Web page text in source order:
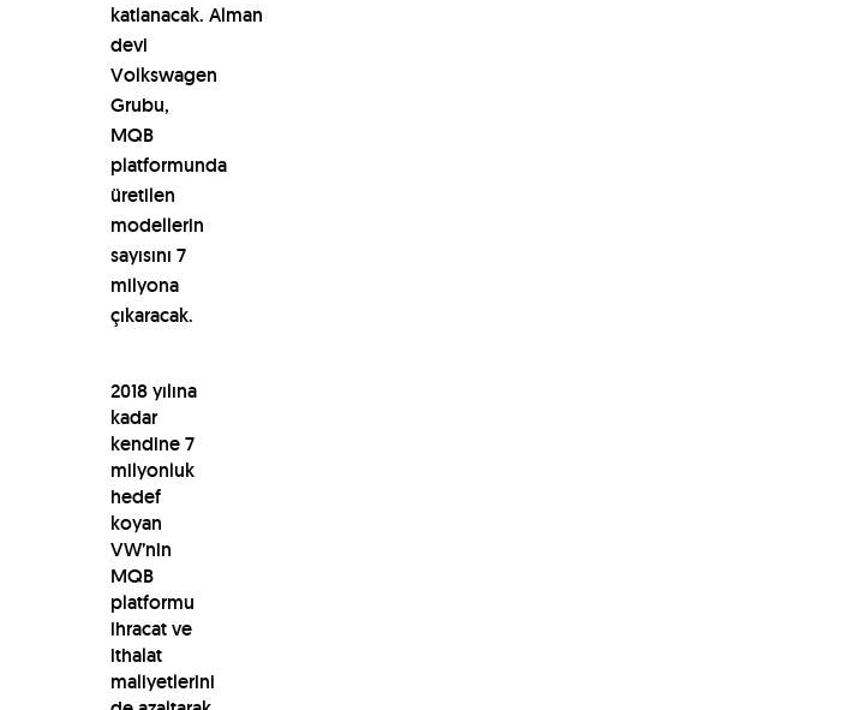
katlanacak. Alman
devi
Volkswagen
Grubu,
MQB
platformunda
üretilen
modellerin
sayısını 7
milyona
çıkaracak.
2018 yılına
kadar
kendine 7
milyonluk
hedef
koyan
VW’nin
MQB
platformu
ihracat ve
ithalat
maliyetlerini